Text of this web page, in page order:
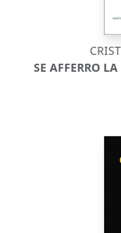
SE AFFERRO